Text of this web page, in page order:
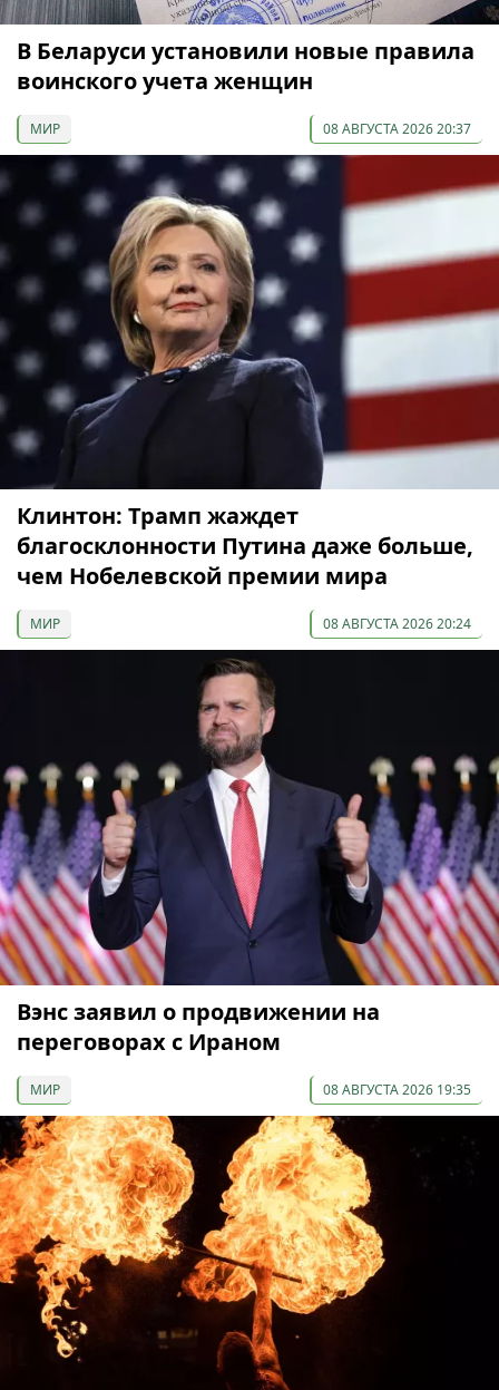
В Беларуси установили новые правила
воинского учета женщин
МИР 08 АВГУСТА 2026 20:37
Клинтон: Трамп жаждет
благосклонности Путина даже больше,
чем Нобелевской премии мира
МИР 08 АВГУСТА 2026 20:24
Вэнс заявил о продвижении на
переговорах с Ираном
МИР 08 АВГУСТА 2026 19:35